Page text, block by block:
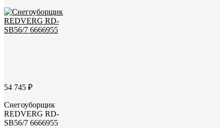
54 745 ₽
Снегоуборщик
REDVERG RD-
SB56/7 6666955